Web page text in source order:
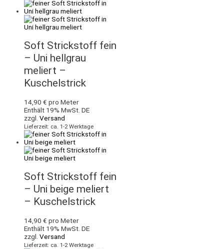
Soft Strickstoff fein
– Uni hellgrau
meliert –
Kuschelstrick
14,90 € pro Meter
Enthält 19% MwSt. DE
zzgl. Versand
Lieferzeit: ca. 1-2 Werktage
Soft Strickstoff fein
– Uni beige meliert
– Kuschelstrick
14,90 € pro Meter
Enthält 19% MwSt. DE
zzgl. Versand
Lieferzeit: ca. 1-2 Werktage